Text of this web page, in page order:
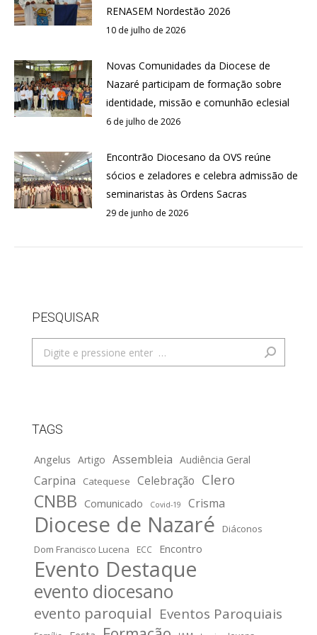
RENASEM Nordestão 2026
10 de julho de 2026
Novas Comunidades da Diocese de
Nazaré participam de formação sobre
identidade, missão e comunhão eclesial
6 de julho de 2026
Encontrão Diocesano da OVS reúne
sócios e zeladores e celebra admissão de
seminaristas às Ordens Sacras
29 de junho de 2026
PESQUISAR
Search:
TAGS
Angelus Artigo Assembleia Audiência Geral
Carpina Catequese Celebração Clero
CNBB Comunicado Covid-19 Crisma
Diocese de Nazaré
Diáconos
Dom Francisco Lucena
ECC Encontro
Evento Destaque
evento diocesano
evento paroquial Eventos Paroquiais